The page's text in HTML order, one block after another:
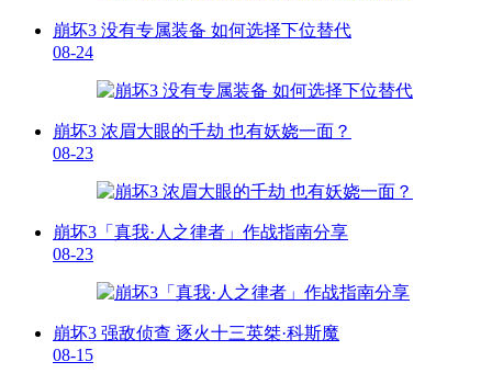
崩坏3 没有专属装备 如何选择下位替代
08-24
崩坏3 浓眉大眼的千劫 也有妖娆一面？
08-23
崩坏3「真我·人之律者」作战指南分享
08-23
崩坏3 强敌侦查 逐火十三英桀·科斯魔
08-15